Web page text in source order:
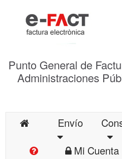
Punto General de
Administraciones
Envío
Mi Cuenta